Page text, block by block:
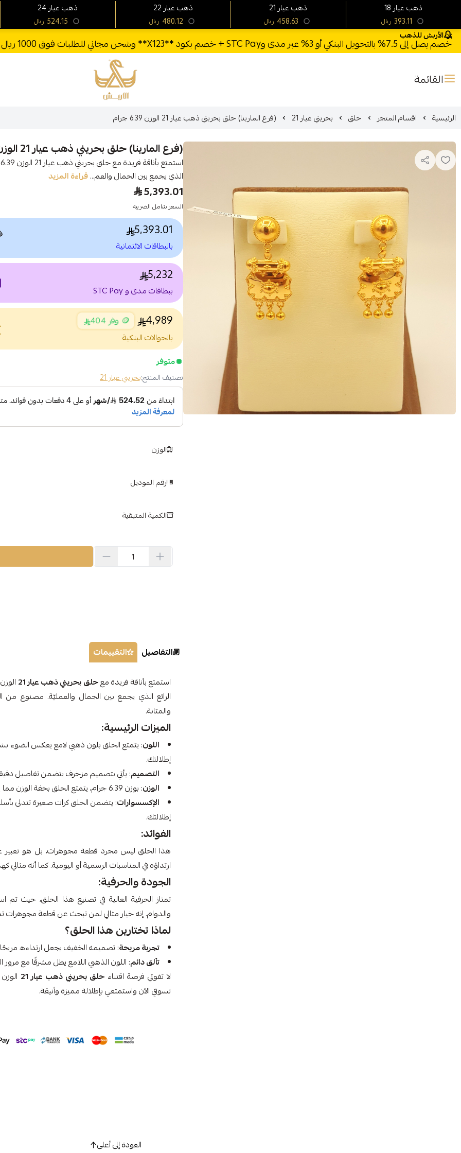
الأربش للذهب
خصم يصل إلى 7.5% بالتحويل البنكي أو 3% عبر مدى وSTC Pay + خصم بكود **X123** وشحن مجاني للطلبات فوق 1000 ريال
القائمة الأربش للذهب
الرئيسية اقسام المتجر حلق بحريني عيار 21 (فرع المارينا) حلق بحريني ذهب عيار 21 الوزن 6.39 جرام
(فرع المارينا) حلق بحريني ذهب عيار 21 الوزن 6.39 جرام
الذي يجمع بين الجمال والعم...قراءة المزيد
5,393.01
السعر شامل الضريبه
5,393.01
بالبطاقات الائتمانية
5,232
ببطاقات مدى و STC Pay
4,989 🪙 وفر 404
بالحوالات البنكية
متوفر
تصنيف المنتج:بحريني عيار 21
الوزن
رقم الموديل
الكمية المتبقية
التفاصيل التقييمات
استمتع بأناقة فريدة معحلق بحريني ذهب عيار 21
والمتانة.
الميزات الرئيسية:
اللون: يتمتع الحلق بلون ذهبي لامع يعكس
إطلالتك.
التصميم: يأتي بتصميم مزخرف يتضمن تفاصيل
الوزن: بوزن 6.39 جرام، يتمتع الحلق بخفة الوزن مما يجعله مريحًا للارتداء طوال اليوم.
الإكسسوارات: يتضمن الحلق كرات صغيرة تتدلى
إطلالتك.
الفوائد:
هذا الحلق ليس مجرد قطعة مجوهرات، بل هو تعبير
ارتداؤه في المناسبات الرسمية أو اليومية. كما أنه
الجودة والحرفية:
تمتاز الحرفية العالية في تصنيع هذا الحلق، حيث
والدوام. إنه خيار مثالي لمن تبحث عن قطعة مجوهرات
لماذا تختارين هذا الحلق؟
تجربة مريحة: تصميمه الخفيف يجعل ارتداءه
تألق دائم: اللون الذهبي اللامع يظل مشرقًا مع مرور
لا تفوتي فرصة اقتناء حلق بحريني ذهب عيار 21
تسوقي الآن واستمتعي بإطلالة مميزة وأنيقة.
العودة إلى أعلى
24 ذهب عيار
ريال 524.15
22 ذهب عيار
ريال 480.12
21 ذهب عيار
ريال 458.63
18 ذهب عيار
ريال 393.11